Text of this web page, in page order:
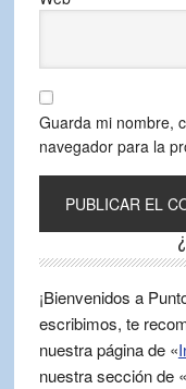
Guarda mi nombre,
navegador para la
¡Bienvenidos a
escribimos, te
nuestra página de «
nuestra sección de «